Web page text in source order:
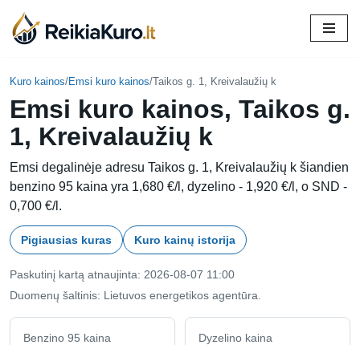
Skip
content
Kuro kainos/Emsi kuro kainos/Taikos g. 1, Kreivalaužių k
Emsi kuro kainos, Taikos g.
1, Kreivalaužių k
Emsi degalinėje adresu Taikos g. 1, Kreivalaužių k šiandien
benzino 95 kaina yra 1,680 €/l, dyzelino - 1,920 €/l, o SND -
0,700 €/l.
Pigiausias kuras Kuro kainų istorija
Paskutinį kartą atnaujinta: 2026-08-07 11:00
Duomenų šaltinis: Lietuvos energetikos agentūra.
Benzino 95 kaina Dyzelino kaina